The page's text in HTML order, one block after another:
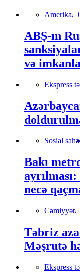
Amerika,
ABŞ-ın
və
Ekspress
Sosial
Bakı
necə
Cəmiyyət,
Təbriz
Məşrutə
Ekspress